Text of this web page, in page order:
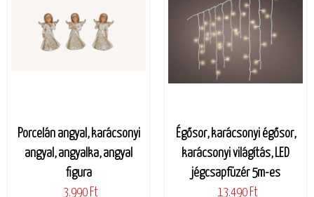
Porcelán angyal, karácsonyi
angyal, angyalka, angyal
figura
3.990 Ft
Égősor, karácsonyi égősor,
karácsonyi világítás, LED
jégcsapfüzér 5m-es
13.490 Ft